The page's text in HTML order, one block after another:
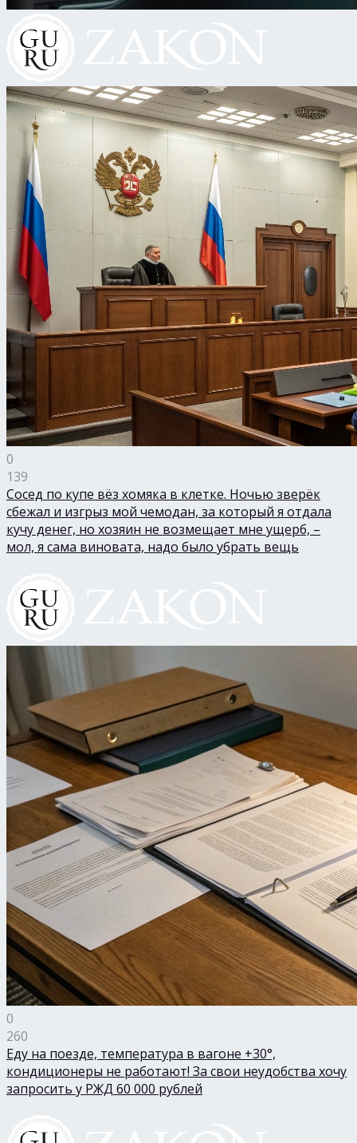
0
139
Сосед по купе вёз хомяка в клетке. Ночью зверёк
сбежал и изгрыз мой чемодан, за который я отдала
кучу денег, но хозяин не возмещает мне ущерб, –
мол, я сама виновата, надо было убрать вещь
0
260
Еду на поезде, температура в вагоне +30°,
кондиционеры не работают! За свои неудобства хочу
запросить у РЖД 60 000 рублей